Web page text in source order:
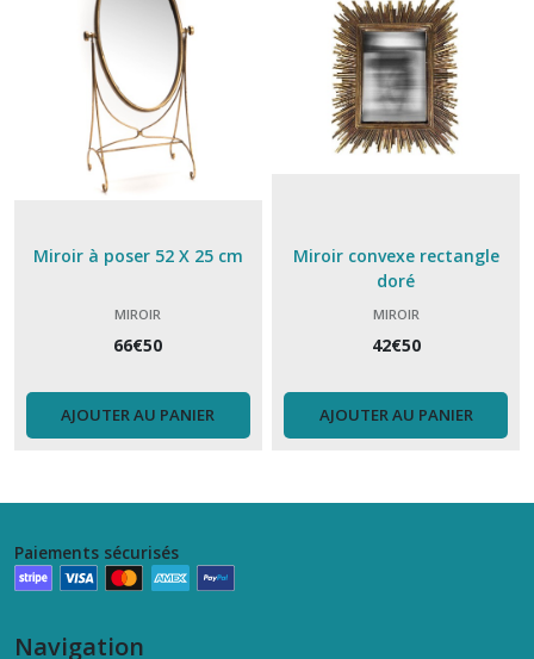
Miroir à poser 52 X 25 cm
MIROIR
66€50
AJOUTER AU PANIER
Miroir convexe rectangle
doré
MIROIR
42€50
AJOUTER AU PANIER
Paiements sécurisés
Navigation